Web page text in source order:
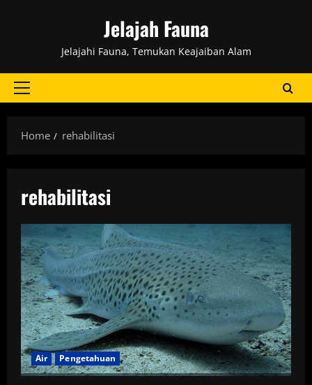
Jelajah Fauna
Jelajahi Fauna, Temukan Keajaiban Alam
Primary
Home
rehabilitasi
rehabilitasi
Air Pengetahuan